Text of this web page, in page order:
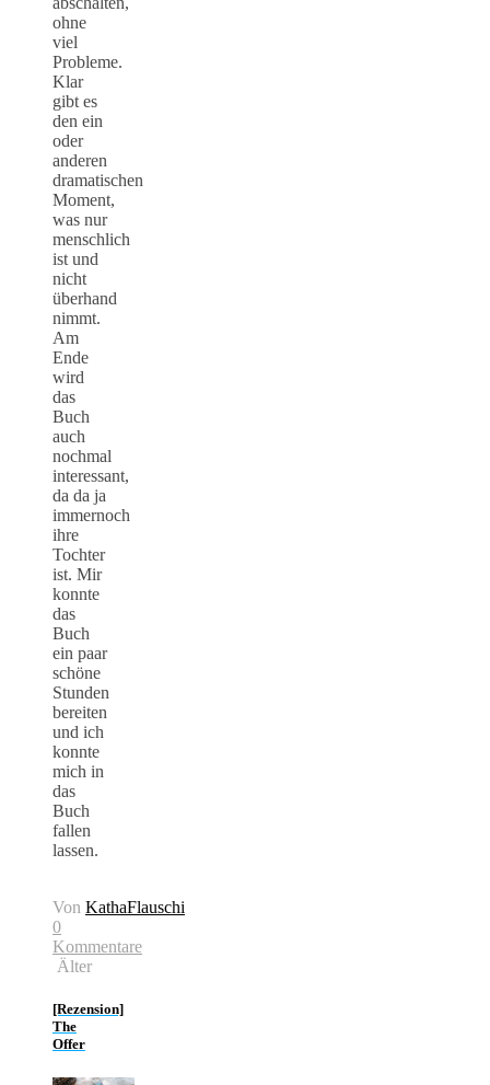
ohne
viel
Probleme.
Klar
gibt es
den ein
oder
anderen
dramatischen
Moment,
was nur
menschlich
ist und
nicht
überhand
nimmt.
Am
Ende
wird
das
Buch
auch
nochmal
interessant,
da da ja
immernoch
ihre
Tochter
ist. Mir
konnte
das
Buch
ein paar
schöne
Stunden
bereiten
und ich
konnte
mich in
das
Buch
fallen
lassen.
Von KathaFlauschi
0
Kommentare
Älter
[Rezension]
The
Offer